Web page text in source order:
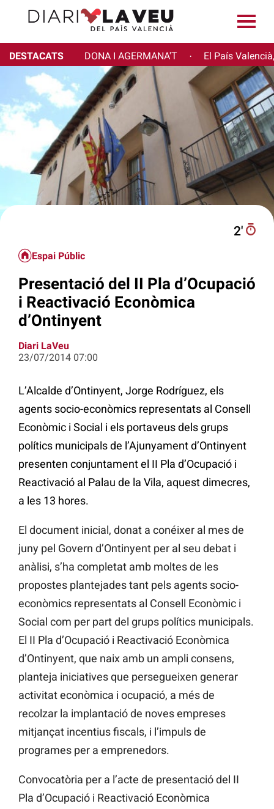
DESTACATS DONA I AGERMANA'T · El País
2′
Espai Públic
Presentació del II Pla d’Ocupació
i Reactivació Econòmica
d’Ontinyent
Diari LaVeu
23/07/2014 07:00
L’Alcalde d’Ontinyent, Jorge Rodríguez, els
agents socio-econòmics representats al Consell
Econòmic i Social i els portaveus dels grups
polítics municipals de l’Ajunyament d’Ontinyent
presenten conjuntament el II Pla d’Ocupació i
Reactivació al Palau de la Vila, aquest dimecres,
a les 13 hores.
El document inicial, donat a conéixer al mes de
juny pel Govern d’Ontinyent per al seu debat i
anàlisi, s’ha completat amb moltes de les
propostes plantejades tant pels agents socio-
econòmics representats al Consell Econòmic i
Social com per part del grups polítics municipals.
El II Pla d’Ocupació i Reactivació Econòmica
d’Ontinyent, que naix amb un ampli consens,
planteja iniciatives que persegueixen generar
activitat econòmica i ocupació, a més de
recolzar la implantació de noves empreses
mitjançat incentius fiscals, i l’impuls de
programes per a emprenedors.
Convocatòria per a l’acte de presentació del II
Pla d’Ocupació i Reactivació Econòmica